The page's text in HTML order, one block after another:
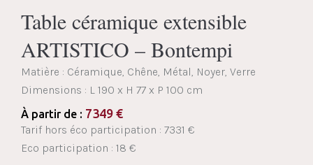
Table céramique extensible
ARTISTICO – Bontempi
Matière : Céramique, Chêne, Métal, Noyer, Verre
Dimensions : L 190 x H 77 x P 100 cm
À partir de : 7349 €
Tarif hors éco participation : 7331 €
Eco participation : 18 €